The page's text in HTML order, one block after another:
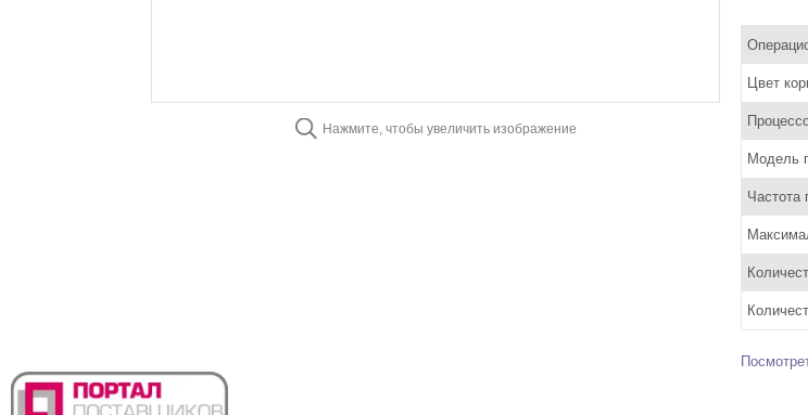
Нажмите, чтобы увеличить изображение
Цвет
Модель
Частота